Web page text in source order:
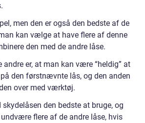
men den er også den bedste af de
kan vælge at have flere af denne
den med de andre låse.
andre er, at man kan være “heldig” at
den førstnævnte lås, og den anden
over med værktøj.
skydelåsen den bedste at bruge, og
flere af de andre låse, hvis